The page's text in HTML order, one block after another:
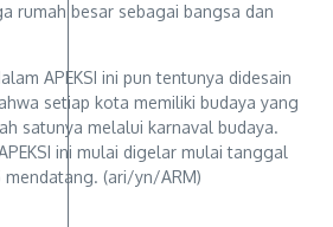
rumah besar sebagai bangsa dan
APEKSI ini pun tentunya didesain
setiap kota memiliki budaya yang
satunya melalui karnaval budaya.
ini mulai digelar mulai tanggal
mendatang. (ari/yn/ARM)